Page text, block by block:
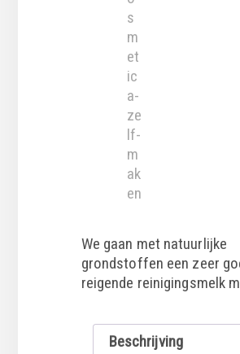
We gaan met natuurlijke
grondstoffen een zeer
reigende reinigingsmelk
Beschrijving